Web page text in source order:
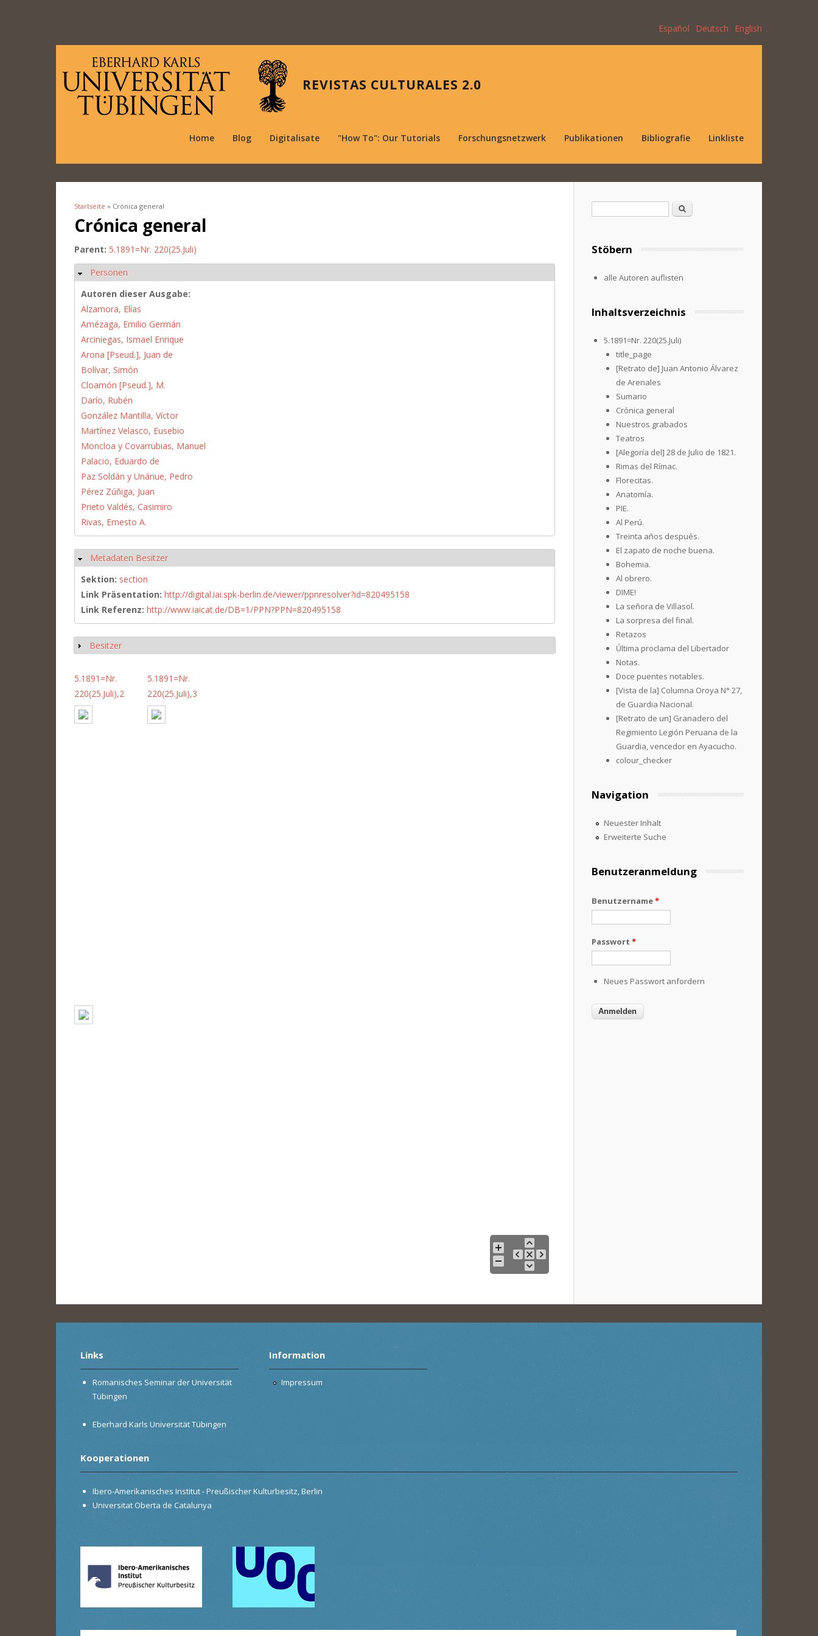
Español Deutsch English
REVISTAS CULTURALES 2.0
Home Blog Digitalisate "How To": Our Tutorials Forschungsnetzwerk Publikationen Bibliografie Linkliste
Sie sind hier
Startseite » Crónica general
Crónica general
Parent: 5.1891=Nr. 220(25.Juli)
Ausblenden
Personen
Autoren dieser Ausgabe:
Alzamora, Elías
Amézaga, Emilio Germán
Arciniegas, Ismael Enrique
Arona [Pseud.], Juan de
Bolívar, Simón
Cloamón [Pseud.], M.
Darío, Rubén
González Mantilla, Víctor
Martínez Velasco, Eusebio
Moncloa y Covarrubias, Manuel
Palacio, Eduardo de
Paz Soldán y Unánue, Pedro
Pérez Zúñiga, Juan
Prieto Valdés, Casimiro
Rivas, Ernesto A.
Ausblenden
Metadaten Besitzer
Sektion: section
Link Präsentation: http://digital.iai.spk-berlin.de/viewer/ppnresolver?id=820495158
Link Referenz: http://www.iaicat.de/DB=1/PPN?PPN=820495158
Anzeigen
Besitzer
5.1891=Nr.
220(25.Juli),2
5.1891=Nr.
220(25.Juli),3
Suche
Stöbern
alle Autoren auflisten
Inhaltsverzeichnis
5.1891=Nr. 220(25.Juli)
title_page
[Retrato de] Juan Antonio Álvarez
de Arenales
Sumario
Crónica general
Nuestros grabados
Teatros
[Alegoría del] 28 de Julio de 1821.
Rimas del Rímac.
Florecitas.
Anatomía.
PIE.
Al Perú.
Treinta años después.
El zapato de noche buena.
Bohemia.
Al obrero.
DIME!
La señora de Villasol.
La sorpresa del final.
Retazos
Última proclama del Libertador
Notas.
Doce puentes notables.
[Vista de la] Columna Oroya N° 27,
de Guardia Nacional.
[Retrato de un] Granadero del
Regimiento Legión Peruana de la
Guardia, vencedor en Ayacucho.
colour_checker
Navigation
Neuester Inhalt
Erweiterte Suche
Benutzeranmeldung
Benutzername*
Passwort *
Neues Passwort anfordern
Links
Romanisches Seminar der Universität
Tübingen
Eberhard Karls Universität Tübingen
Information
Impressum
Kooperationen
Ibero-Amerikanisches Institut - Preußischer Kulturbesitz, Berlin
Universitat Oberta de Catalunya